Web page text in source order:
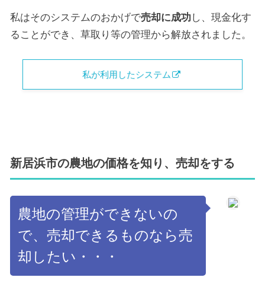
私はそのシステムのおかげで売却に成功し、現金化す
ることができ、草取り等の管理から解放されました。
私が利用したシステム
新居浜市の農地の価格を知り、売却をする
農地の管理ができないの
で、売却できるものなら売
却したい・・・